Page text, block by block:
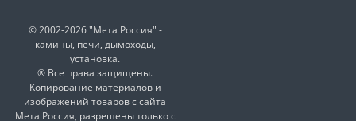
© 2002-2026 "Мета Россия" -
камины, печи, дымоходы,
установка.
® Все права защищены.
Копирование материалов и
изображений товаров с сайта
Мета Россия, разрешены только с